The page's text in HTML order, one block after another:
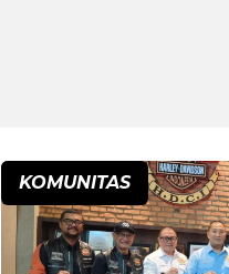
KOMUNITAS